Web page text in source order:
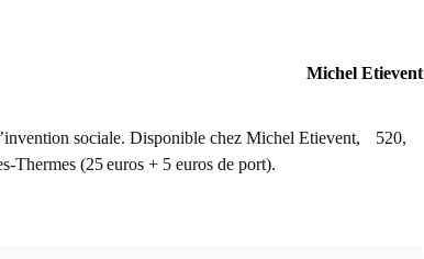
Michel Etievent
sociale. Disponible chez Michel Etievent, 520,
Thermes (25 euros + 5 euros de port).